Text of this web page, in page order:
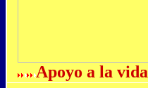
Apoyo a la vida